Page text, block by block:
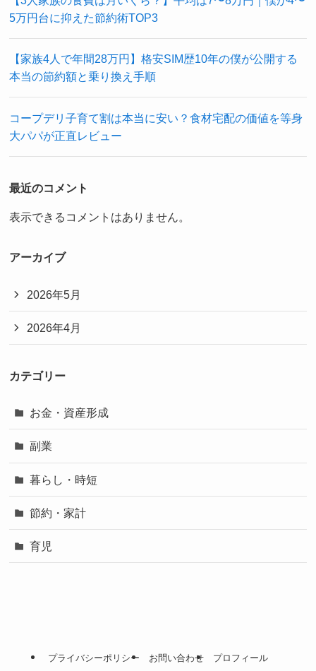
5万円台に抑えた節約術TOP3
【家族4人で年間28万円】格安SIM歴10年の僕が公開する
本当の節約額と乗り換え手順
コープデリ子育て割は本当に安い？食材宅配の価値を等身
大パパが正直レビュー
最近のコメント
表示できるコメントはありません。
アーカイブ
2026年5月
2026年4月
カテゴリー
お金・資産形成
副業
暮らし・時短
節約・家計
育児
プライバシーポリシー お問い合わせ プロフィール